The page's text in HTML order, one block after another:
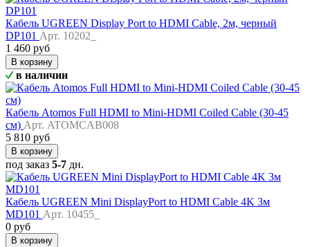
Кабель UGREEN Display Port to HDMI Cable, 2м, черный
DP101 Арт. 10202_
1 460 руб
В корзину
в наличии
Кабель Atomos Full HDMI to Mini-HDMI Coiled Cable (30-45
см) Арт. ATOMCAB008
5 810 руб
В корзину
под заказ 5-7 дн.
Кабель UGREEN Mini DisplayPort to HDMI Cable 4K 3м
MD101 Арт. 10455_
0 руб
В корзину